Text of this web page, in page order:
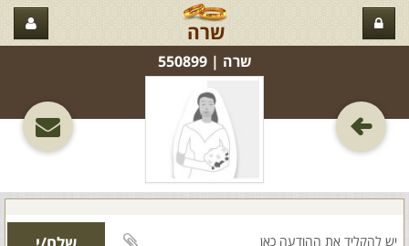
שרה
שרה‏ | 550899